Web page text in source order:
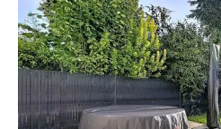
BELLOY EN FRANCE 95
101,56 m2, 4 pièces
Ref : 12186
Appartement F4 à
259 000 €